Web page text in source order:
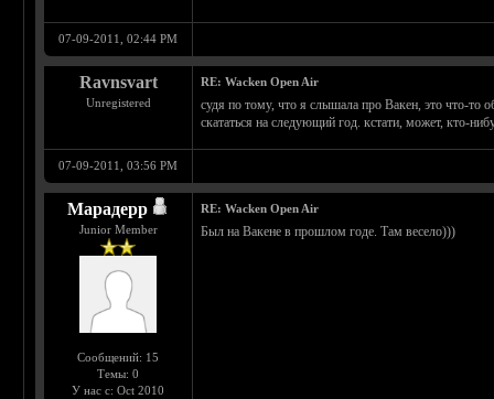
07-09-2011, 02:44 PM
Ravnsvart
Unregistered
RE: Wacken Open Air
судя по тому, что я слышала про Вакен, это что-то
скататься на следующий год. кстати, может, кто-
07-09-2011, 03:56 PM
Марадерр
Junior Member
Сообщений: 15
Темы: 0
У нас с: Oct 2010
RE: Wacken Open Air
Был на Вакене в прошлом годе. Там весело)))